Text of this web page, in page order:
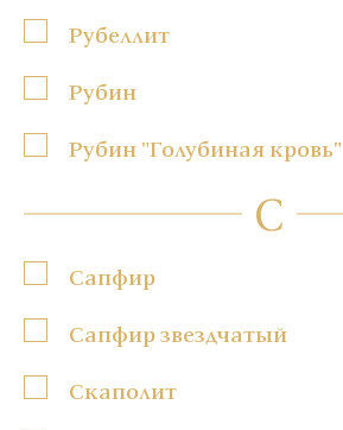
Рубеллит
Рубин
Рубин "Голубиная кровь"
С
Сапфир
Сапфир звездчатый
Скаполит